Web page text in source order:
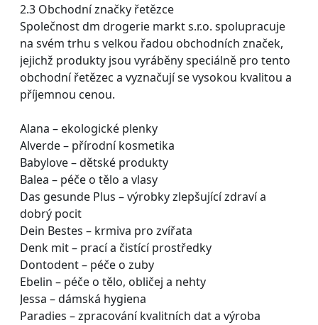
2.3 Obchodní značky řetězce
Společnost dm drogerie markt s.r.o. spolupracuje
na svém trhu s velkou řadou obchodních značek,
jejichž produkty jsou vyráběny speciálně pro tento
obchodní řetězec a vyznačují se vysokou kvalitou a
příjemnou cenou.
Alana – ekologické plenky
Alverde – přírodní kosmetika
Babylove – dětské produkty
Balea – péče o tělo a vlasy
Das gesunde Plus – výrobky zlepšující zdraví a
dobrý pocit
Dein Bestes – krmiva pro zvířata
Denk mit – prací a čistící prostředky
Dontodent – péče o zuby
Ebelin – péče o tělo, obličej a nehty
Jessa – dámská hygiena
Paradies – zpracování kvalitních dat a výroba